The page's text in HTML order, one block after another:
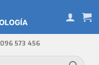
096 573 456